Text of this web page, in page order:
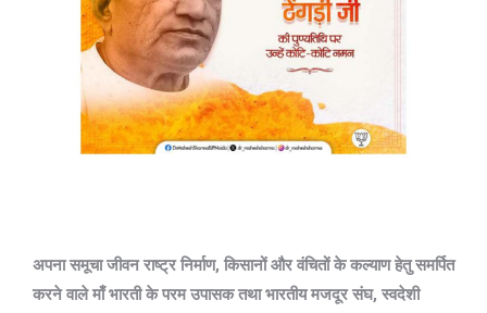
अपना समूचा जीवन राष्ट्र निर्माण, किसानों और वंचितों के कल्याण हेतु समर्पित
करने वाले माँ भारती के परम उपासक तथा भारतीय मजदूर संघ, स्वदेशी